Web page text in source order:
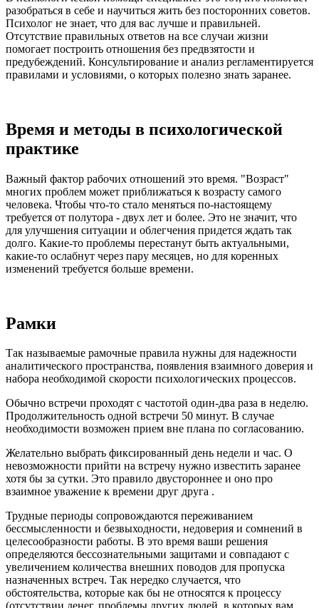
разобраться в себе и научиться жить без посторонних советов.
Психолог не знает, что для вас лучше и правильней.
Отсутствие правильных ответов на все случаи жизни
помогает построить отношения без предвзятости и
предубеждений. Консультирование и анализ регламентируется
правилами и условиями, о которых полезно знать заранее.
Время и методы в психологической
практике
Важный фактор рабочих отношений это время. "Возраст"
многих проблем может приближаться к возрасту самого
человека. Чтобы что-то стало меняться по-настоящему
требуется от полутора - двух лет и более. Это не значит, что
для улучшения ситуации и облегчения придется ждать так
долго. Какие-то проблемы перестанут быть актуальными,
какие-то ослабнут через пару месяцев, но для коренных
изменений требуется больше времени.
Рамки
Так называемые рамочные правила нужны для надежности
аналитического пространства, появления взаимного доверия и
набора необходимой скорости психологических процессов.
Обычно встречи проходят с частотой один-два раза в неделю.
Продолжительность одной встречи 50 минут. В случае
необходимости возможен прием вне плана по согласованию.
Желательно выбрать фиксированный день недели и час. О
невозможности прийти на встречу нужно известить заранее
хотя бы за сутки. Это правило двустороннее и оно про
взаимное уважение к времени друг друга .
Трудные периоды сопровождаются переживанием
бессмысленности и безвыходности, недоверия и сомнений в
целесообразности работы. В это время ваши решения
определяются бессознательными защитами и совпадают с
увеличением количества внешних поводов для пропуска
назначенных встреч. Так нередко случается, что
обстоятельства, которые как бы не относятся к процессу